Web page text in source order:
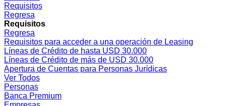
Requisitos
Regresa
Requisitos
Regresa
Requisitos para acceder a una operación de Leasing
Líneas de Crédito de hasta USD 30.000
Líneas de Crédito de más de USD 30.000
Apertura de Cuentas para Personas Jurídicas
Ver Todos
Personas
Banca Premium